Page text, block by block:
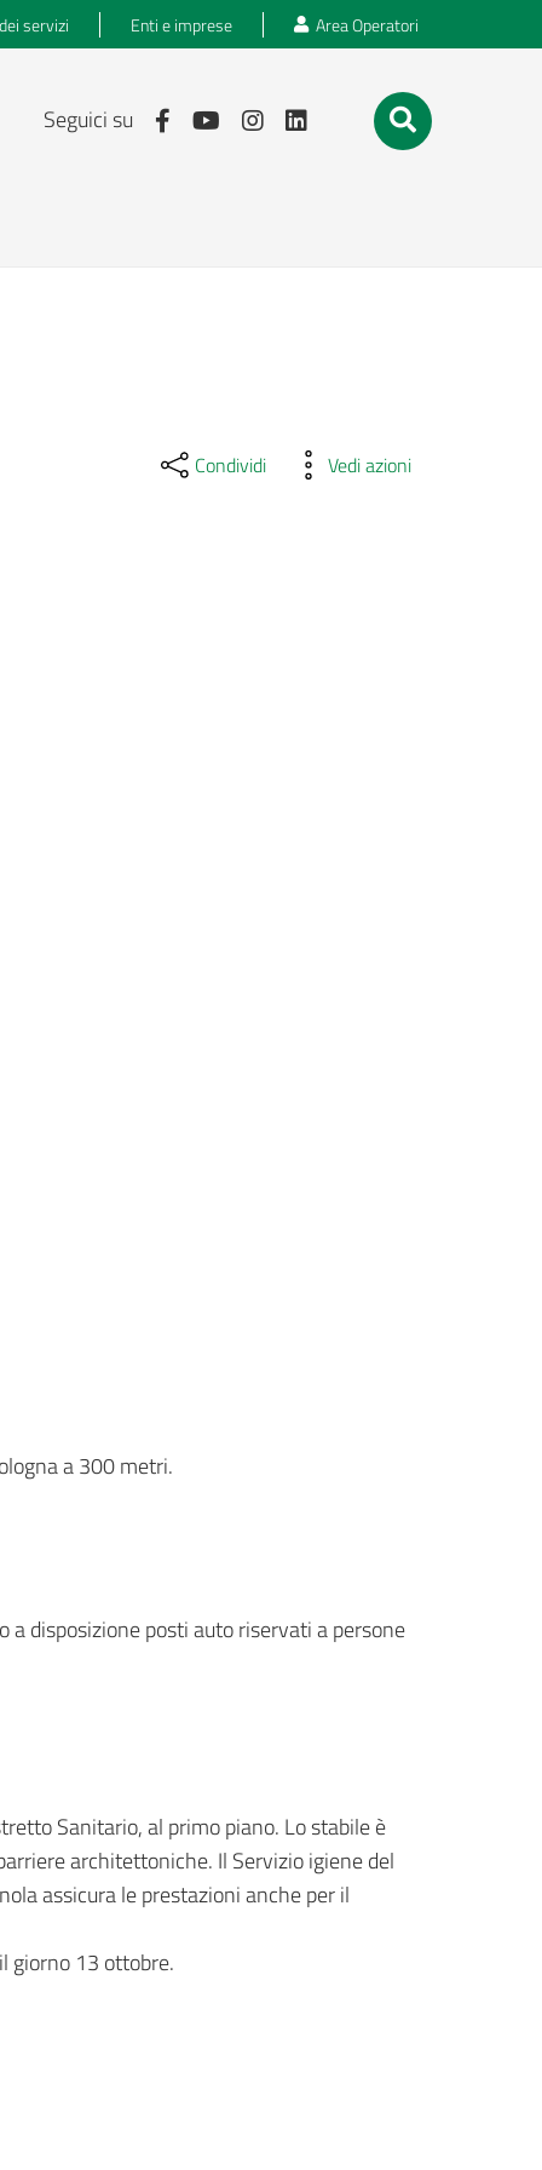
servizi Enti e imprese Area Operatori
Seguici su
Condividi Vedi azioni
a 300 metri.
a disposizione posti auto riservati a persone
Sanitario, al primo piano. Lo stabile è
architettoniche. Il Servizio igiene del
assicura le prestazioni anche per il
giorno 13 ottobre.